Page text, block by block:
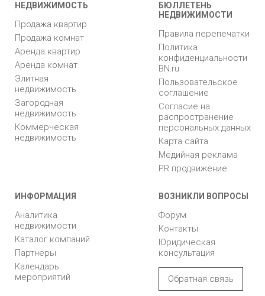
НЕДВИЖИМОСТЬ
Продажа квартир
Продажа комнат
Аренда квартир
Аренда комнат
Элитная
недвижимость
Загородная
недвижимость
Коммерческая
недвижимость
БЮЛЛЕТЕНЬ
НЕДВИЖИМОСТИ
Правила перепечатки
Политика
конфиденциальности
BN.ru
Пользовательское
соглашение
Согласие на
распространение
персональных данных
Карта сайта
Медийная реклама
PR продвижение
ИНФОРМАЦИЯ
Аналитика
недвижимости
Каталог компаний
Партнеры
Календарь
мероприятий
ВОЗНИКЛИ ВОПРОСЫ
Форум
Контакты
Юридическая
консультация
Обратная связь